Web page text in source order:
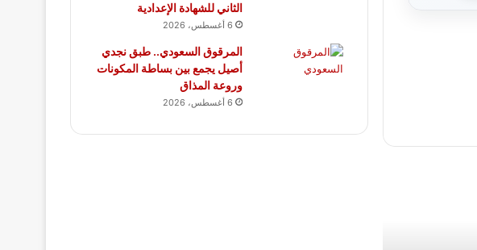
الثاني للشهادة الإعدادية
6 أغسطس، 2026
المرقوق السعودي.. طبق نجدي
أصيل يجمع بين بساطة المكونات
وروعة المذاق
6 أغسطس، 2026